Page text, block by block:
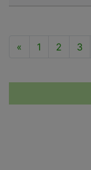
« 1 2 3